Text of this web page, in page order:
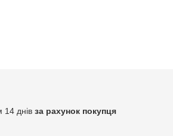
14 днів за рахунок покупця